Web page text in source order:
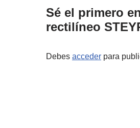
Sé el primero
rectilíneo
Debes acceder para